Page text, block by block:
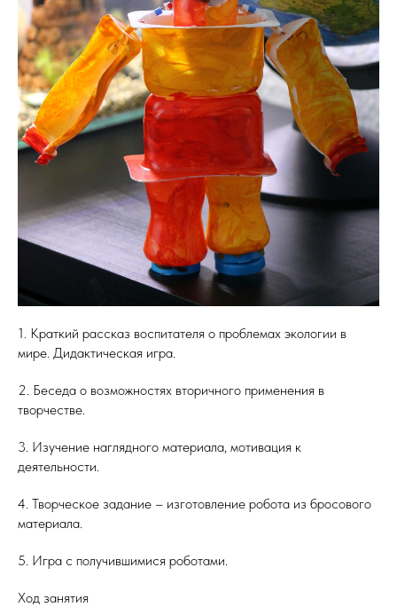
1. Краткий рассказ воспитателя о проблемах экологии в
мире. Дидактическая игра.
2. Беседа о возможностях вторичного применения в
творчестве.
3. Изучение наглядного материала, мотивация к
деятельности.
4. Творческое задание – изготовление робота из бросового
материала.
5. Игра с получившимися роботами.
Ход занятия